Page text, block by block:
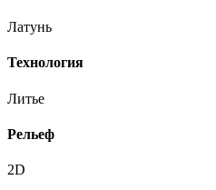
Латунь
Технология
Литье
Рельеф
2D